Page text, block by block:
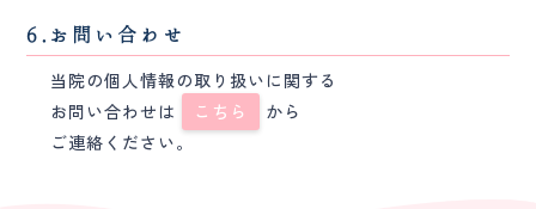
6.お問い合わせ
当院の個人情報の取り扱いに関する
お問い合わせは
こちら
から
ご連絡ください。